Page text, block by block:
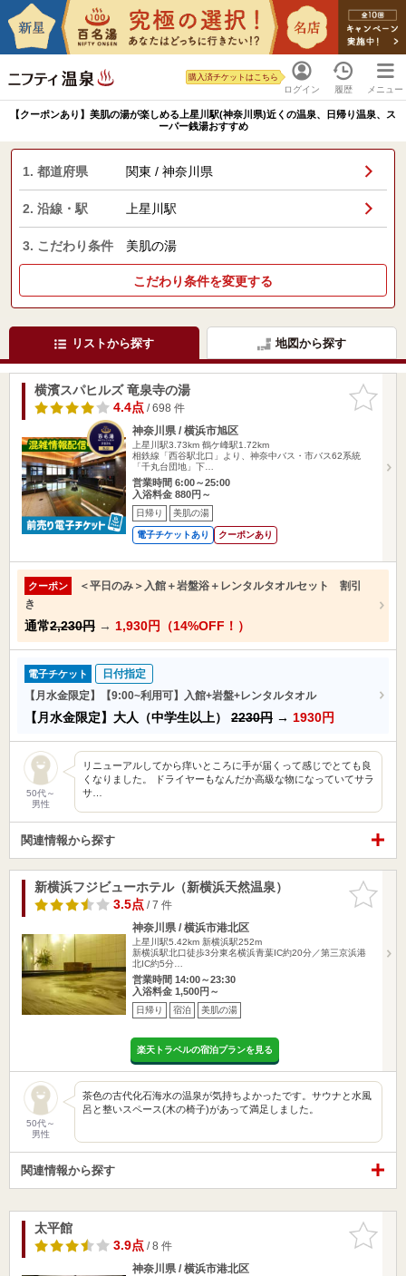
ログイン
購入済チケットはこちら
履歴 メニュー
【クーポンあり】美肌の湯が楽しめる上星川駅(神奈川県)近くの温泉、日帰り温泉、ス
ーパー銭湯おすすめ
1. 都道府県 関東 / 神奈川県
2. 沿線・駅 上星川駅
3. こだわり条件 美肌の湯
こだわり条件を変更する
リストから探す 地図から探す
お気に入
りに追加
横濱スパヒルズ 竜泉寺の湯
4.4点/ 698 件
神奈川県 / 横浜市旭区
上星川駅3.73km 鶴ケ峰駅1.72km
相鉄線「西谷駅北口」より、神奈中バス・市バス62系統
「千丸台団地」下…
営業時間 6:00～25:00
入浴料金 880円～
日帰り 美肌の湯
電子チケットあり クーポンあり
クーポン
＜平日のみ＞入館＋岩盤浴＋レンタルタオルセット 割引
き
通常2,230円 → 1,930円（14%OFF！）
電子チケット
日付指定
【月水金限定】【9:00~利用可】入館+岩盤+レンタルタオル
【月水金限定】大人（中学生以上） 2230円 → 1930円
50代～
男性
リニューアルしてから痒いところに手が届くって感じでとても良
くなりました。 ドライヤーもなんだか高級な物になっていてサラ
サ…
関連情報から探す
お気に入
りに追加
新横浜フジビューホテル（新横浜天然温泉）
3.5点/ 7 件
神奈川県 / 横浜市港北区
上星川駅5.42km 新横浜駅252m
新横浜駅北口徒歩3分東名横浜青葉IC約20分／第三京浜港
北IC約5分…
営業時間 14:00～23:30
入浴料金 1,500円～
日帰り 宿泊 美肌の湯
楽天トラベルの宿泊プランを見る
50代～
男性
茶色の古代化石海水の温泉が気持ちよかったです。サウナと水風
呂と整いスペース(木の椅子)があって満足しました。
関連情報から探す
お気に入
りに追加
太平館
3.9点/ 8 件
神奈川県 / 横浜市港北区